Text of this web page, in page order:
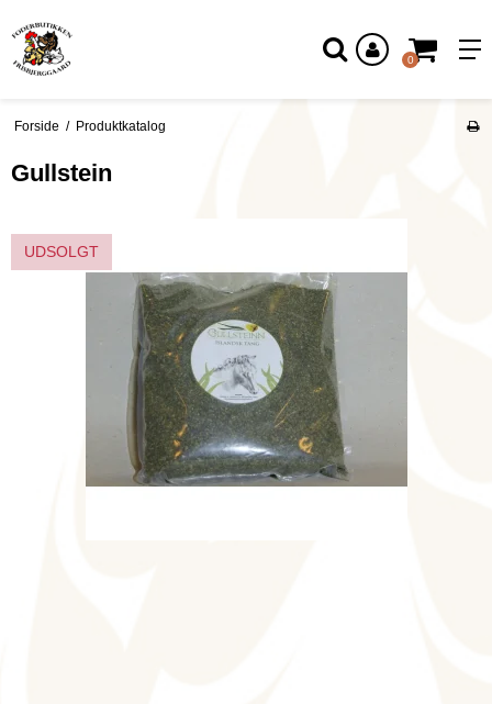
Log ind
0
Forside / Produktkatalog
Gullstein
UDSOLGT